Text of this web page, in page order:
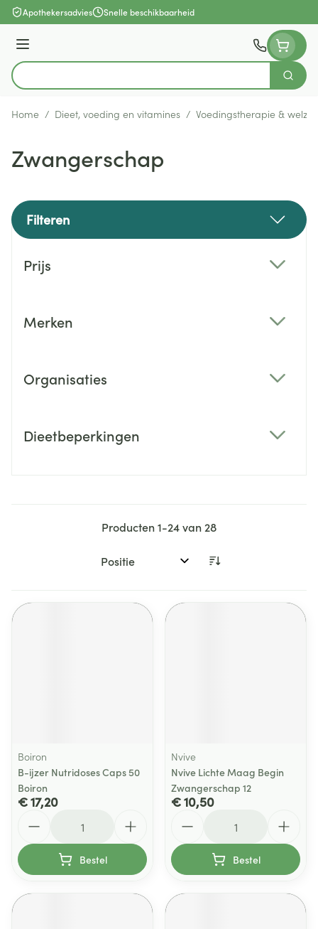
Ga naar de inhoud
Apothekersadvies Snelle beschikbaarheid
Menu
Product, merk, categorie...
Zoek
Home / Dieet, voeding en vitamines / Voedingstherapie & welzijn
Zwangerschap
Filteren
Prijs
Merken
Organisaties
Dieetbeperkingen
Producten1-24van 28
Sorteer op:
Boiron
B-ijzer Nutridoses Caps 50
Boiron
€ 17,20
Bestel
Nvive
Nvive Lichte Maag Begin
Zwangerschap 12
€ 10,50
Bestel